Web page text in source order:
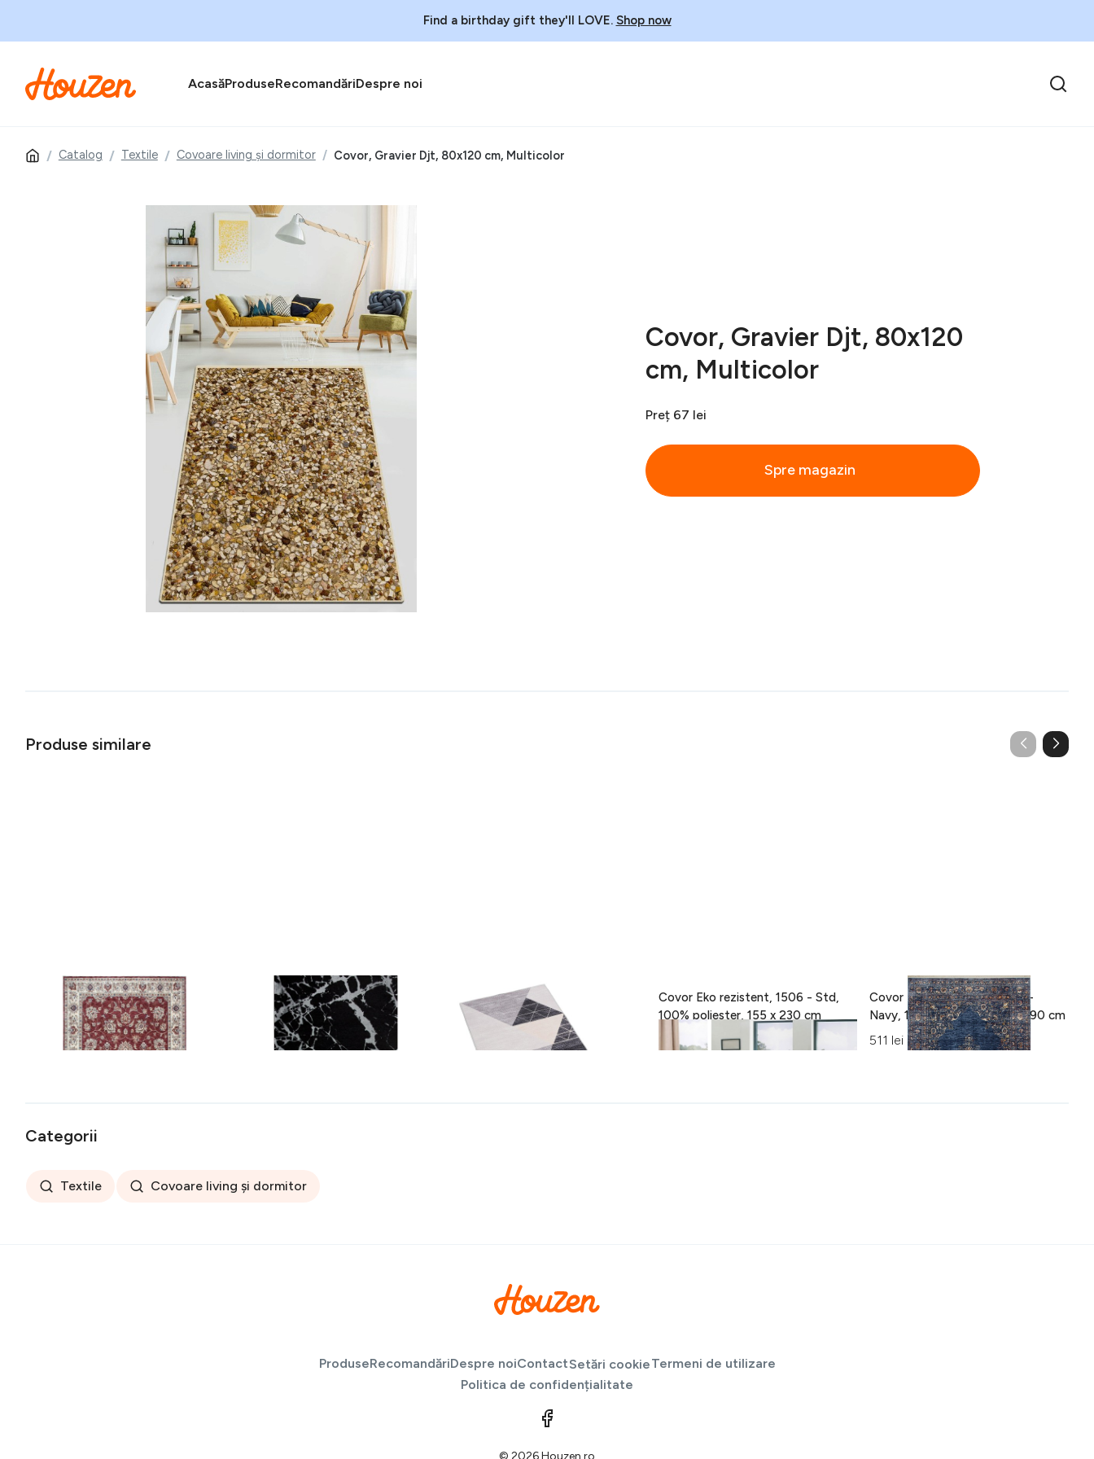
Find a birthday gift they'll LOVE. Shop now
AcasăProduseRecomandăriDespre noi
Catalog Textile Covoare living și dormitor Covor, Gravier Djt, 80x120 cm, Multicolor
Covor, Gravier Djt, 80x120
cm, Multicolor
Preț 67 lei
Spre magazin
Produse similare
Covor rezistent Eko, ALT 05 - Red,
Ivory, 100% poliester, 80 x 150 cm
Covor rezistent SM 21 - Black,
Silver XW, 80x300 cm
441 lei
Covor Eva, Heinner, 160 x 230 cm,
100% poliester, gri
189 lei
Covor Eko rezistent, 1506 - Std,
100% poliester, 155 x 230 cm
418 lei
Covor Eko rezistent, ALT 01 -
Navy, 100% poliester, 130 x 190 cm
511 lei
Categorii
Textile Covoare living și dormitor
ProduseRecomandăriDespre noiContactSetări cookieTermeni de utilizare
Politica de confidențialitate